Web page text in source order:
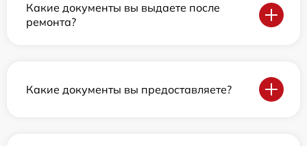
Какие документы вы выдаете после
ремонта?
Какие документы вы предоставляете?